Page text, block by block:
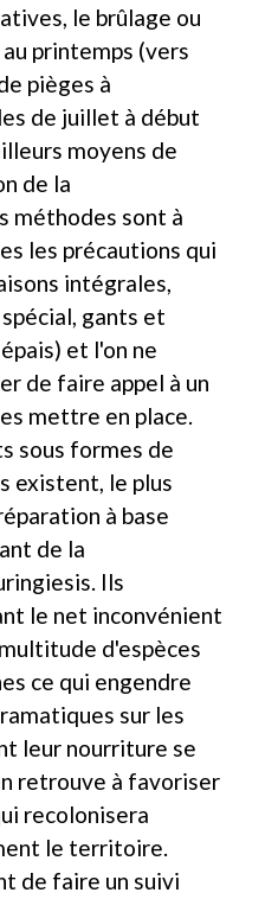
le brûlage ou
printemps (vers
pièges à
de juillet à début
moyens de
de la
méthodes sont à
les précautions qui
intégrales,
gants et
et l'on ne
de faire appel à un
mettre en place.
sous formes de
existent, le plus
à base
de la
Ils
le net inconvénient
d'espèces
ce qui engendre
sur les
leur nourriture se
retrouve à favoriser
recolonisera
le territoire.
de faire un suivi